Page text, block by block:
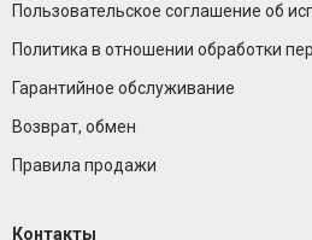
Пользовательское соглашение об
Политика в отношении обработки
Гарантийное обслуживание
Возврат, обмен
Правила продажи
Контакты